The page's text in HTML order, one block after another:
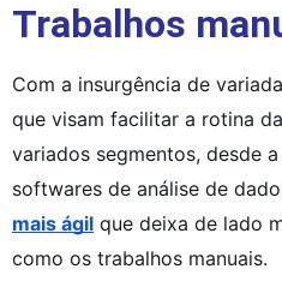
Trabalhos
Com a insurgência de
que visam facilitar a rotina
variados segmentos, desde
softwares de análise de
mais ágil que deixa de lado
como os trabalhos manuais.